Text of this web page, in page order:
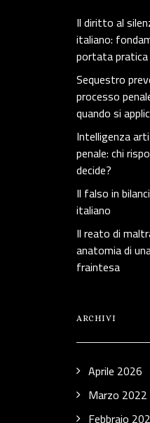
Il diritto al
italiano:
portata
Sequestro
processo
quando si
Intelligenza
penale: chi
decide?
Il falso in
italiano
Il reato di
anatomia di
fraintesa
ARCHIVI
Aprile 2026
Marzo 2022
Febbraio